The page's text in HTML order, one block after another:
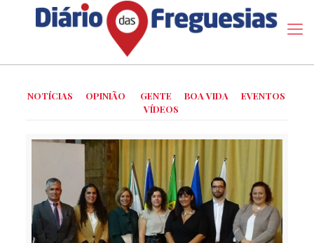
NOTÍCIAS OPINIÃO GENTE BOA VIDA
EVENTOS
VÍDEOS